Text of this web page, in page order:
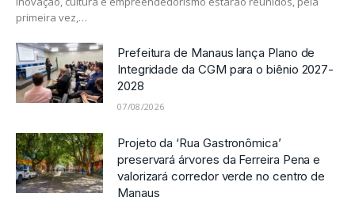
primeira vez,…
Prefeitura de Manaus lança Plano de
Integridade da CGM para o biênio 2027-
2028
07/08/2026
Projeto da ‘Rua Gastronômica’
preservará árvores da Ferreira Pena e
valorizará corredor verde no centro de
Manaus